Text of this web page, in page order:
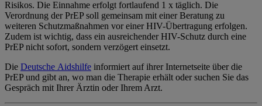
Risikos. Die Einnahme erfolgt fortlaufend 1 x täglich. Die
Verordnung der PrEP soll gemeinsam mit einer Beratung zu
weiteren Schutzmaßnahmen vor einer HIV-Übertragung erfolgen.
Zudem ist wichtig, dass ein ausreichender HIV-Schutz durch eine
PrEP nicht sofort, sondern verzögert einsetzt.
Die Deutsche Aidshilfe informiert auf ihrer Internetseite über die
PrEP und gibt an, wo man die Therapie erhält oder suchen Sie das
Gespräch mit Ihrer Ärztin oder Ihrem Arzt.